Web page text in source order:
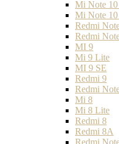
Mi Note
Mi Note
Redmi
Redmi
MI 9
Mi 9 Lite
MI 9 SE
Redmi 9
Redmi
Mi 8
Mi 8 Lite
Redmi 8
Redmi 8A
Redmi